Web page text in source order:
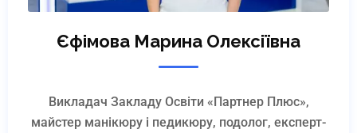
Єфімова Марина Олексіївна
Викладач Закладу Освіти «Партнер Плюс»,
майстер манікюру і педикюру, подолог, експерт-